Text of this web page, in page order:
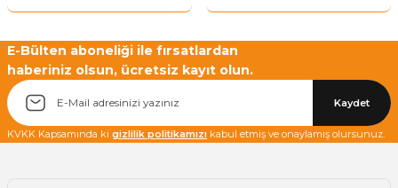
E-Bülten aboneliği ile fırsatlardan
haberiniz olsun, ücretsiz kayıt olun.
Kaydet
KVKK Kapsamında ki gizlilik politikamızı kabul etmiş ve onaylamış olursunuz.